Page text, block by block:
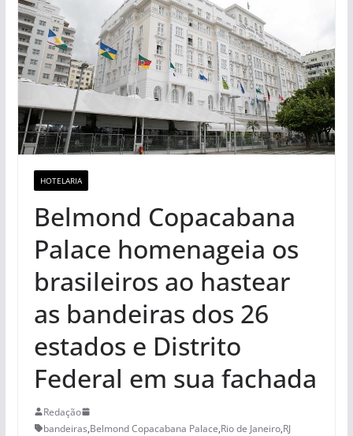
HOTELARIA
Belmond Copacabana
Palace homenageia os
brasileiros ao hastear
as bandeiras dos 26
estados e Distrito
Federal em sua fachada
Redação
bandeiras,Belmond Copacabana Palace,Rio de Janeiro,RJ